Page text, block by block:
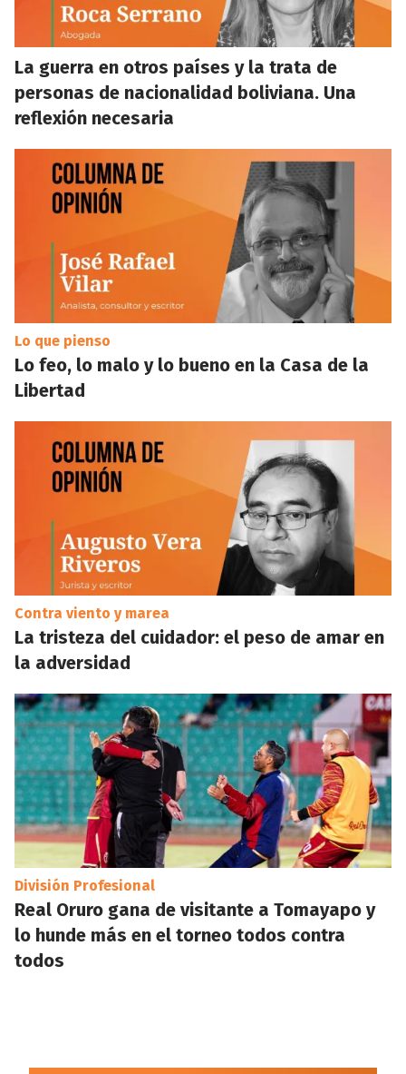
La guerra en otros países y la trata de
personas de nacionalidad boliviana. Una
reflexión necesaria
Lo que pienso
Lo feo, lo malo y lo bueno en la Casa de la
Libertad
Contra viento y marea
La tristeza del cuidador: el peso de amar en
la adversidad
División Profesional
Real Oruro gana de visitante a Tomayapo y
lo hunde más en el torneo todos contra
todos